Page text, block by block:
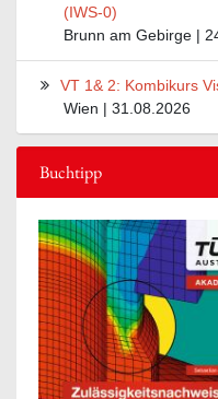
(IWS-0)
Brunn am Gebirge |
VT 1& 2: Kombikurs
Wien | 31.08.2026
Buchtipp